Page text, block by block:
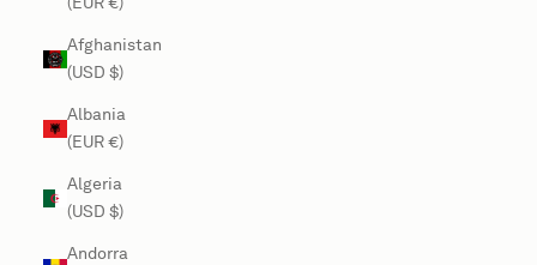
Afghanistan
(USD $)
Albania
(EUR €)
Algeria
(USD $)
Andorra